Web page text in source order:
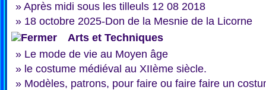
» Après midi sous les tilleuls 12 08 2018
» 18 octobre 2025-Don de la Mesnie de la Licorne
Arts et Techniques
» Le mode de vie au Moyen âge
» le costume médiéval au XIIème siècle.
» Modèles, patrons, pour faire ou faire faire un